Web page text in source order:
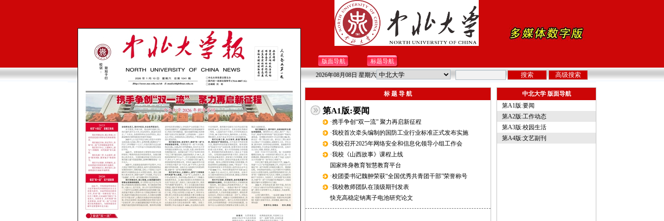
版面导航
标题导航
2026年08月08日 星期六
标 题 导 航
第A1版:要闻
·携手争创“双一流” 聚力再启新征程
·我校首次牵头编制的国防工业行业标准正式发布实施
·我校召开2025年网络安全和信息化领导小组工作会
·我校《山西故事》课程上线
国家终身教育智慧教育平台
·校团委书记魏翀荣获“全国优秀共青团干部”荣誉称号
·我校教师团队在顶级期刊发表
快充高稳定钠离子电池研究论文
中北大学 版面导航
第A1版:要闻
第A2版:工作动态
第A3版:校园生活
第A4版:文艺副刊